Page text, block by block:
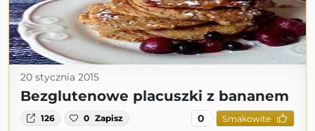
20 stycznia 2015
Bezglutenowe placuszki z bananem
126 0 Zapisz 0 Smakowite